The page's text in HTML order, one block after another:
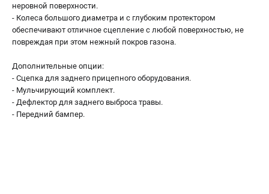
неровной поверхности.
- Колеса большого диаметра и с глубоким протектором
обеспечивают отличное сцепление с любой поверхностью, не
повреждая при этом нежный покров газона.
Дополнительные опции:
- Сцепка для заднего прицепного оборудования.
- Мульчирующий комплект.
- Дефлектор для заднего выброса травы.
- Передний бампер.